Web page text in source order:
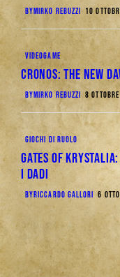
BYMIRKO REBUZZI 10
VIDEOGAME
CRONOS: THE NEW
BYMIRKO REBUZZI 8
GIOCHI DI RUOLO
Gates of Krystalia:
i dadi
BYRICCARDO GALLORI 6